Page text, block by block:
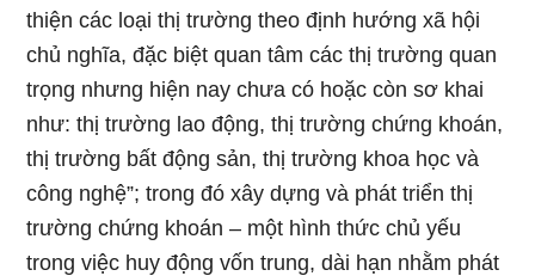
thiện các loại thị trường theo định hướng xã hội
chủ nghĩa, đặc biệt quan tâm các thị trường quan
trọng nhưng hiện nay chưa có hoặc còn sơ khai
như: thị trường lao động, thị trường chứng khoán,
thị trường bất động sản, thị trường khoa học và
công nghệ”; trong đó xây dựng và phát triển thị
trường chứng khoán – một hình thức chủ yếu
trong việc huy động vốn trung, dài hạn nhằm phát